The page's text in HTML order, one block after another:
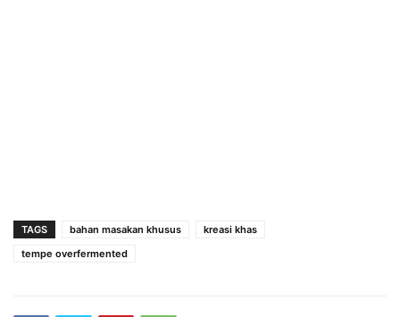
TAGS bahan masakan khusus
kreasi khas
tempe overfermented